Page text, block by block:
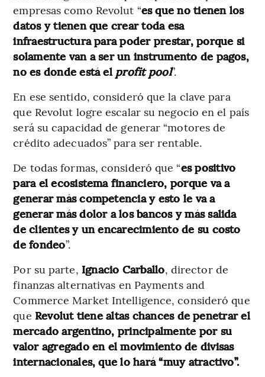
empresas como Revolut “es que no tienen los
datos y tienen que crear toda esa
infraestructura para poder prestar, porque si
solamente van a ser un instrumento de pagos,
no es donde está el profit pool”.
En ese sentido, consideró que la clave para
que Revolut logre escalar su negocio en el país
será su capacidad de generar “motores de
crédito adecuados” para ser rentable.
De todas formas, consideró que “es positivo
para el ecosistema financiero, porque va a
generar más competencia y esto le va a
generar más dolor a los bancos y más salida
de clientes y un encarecimiento de su costo
de fondeo”.
Por su parte, Ignacio Carballo, director de
finanzas alternativas en Payments and
Commerce Market Intelligence, consideró que
que Revolut tiene altas chances de penetrar el
mercado argentino, principalmente por su
valor agregado en el movimiento de divisas
internacionales, que lo hará “muy atractivo”.